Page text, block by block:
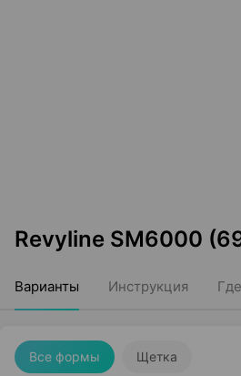
Revyline SM6000
Варианты Инструкция
Все формы Щетка